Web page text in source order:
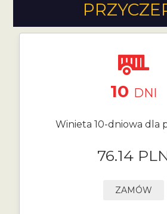
10 DNI
Winieta 10-dniowa dla
76.14
ZAMÓW